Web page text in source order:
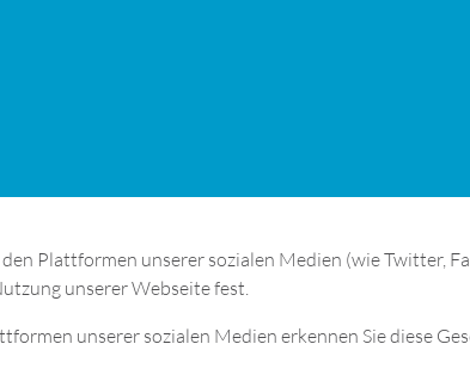
Plattformen unserer sozialen Medien (wie Twitter,
unserer Webseite fest.
unserer sozialen Medien erkennen Sie diese